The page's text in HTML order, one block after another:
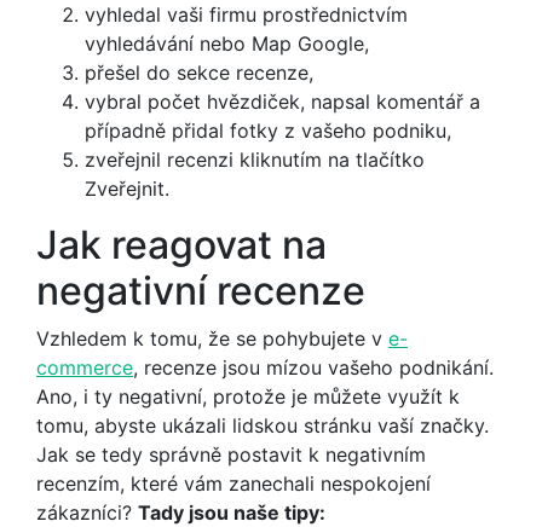
vyhledal vaši firmu prostřednictvím
vyhledávání nebo Map Google,
přešel do sekce recenze,
vybral počet hvězdiček, napsal komentář a
případně přidal fotky z vašeho podniku,
zveřejnil recenzi kliknutím na tlačítko
Zveřejnit.
Jak reagovat na
negativní recenze
Vzhledem k tomu, že se pohybujete v e-
commerce, recenze jsou mízou vašeho podnikání.
Ano, i ty negativní, protože je můžete využít k
tomu, abyste ukázali lidskou stránku vaší značky.
Jak se tedy správně postavit k negativním
recenzím, které vám zanechali nespokojení
zákazníci? Tady jsou naše tipy: